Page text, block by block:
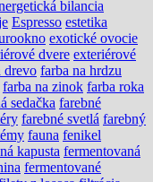
bilancia
Espresso estetika
exotické ovocie
dvere exteriérové
drevo farba na hrdzu
farba na zinok farba roka
sedačka farebné
farebné svetlá farebný
fauna fenikel
kapusta fermentovaná
fermentované